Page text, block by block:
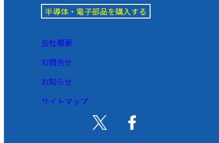
半導体・電子部品を購入する
会社概要
お問合せ
お知らせ
サイトマップ